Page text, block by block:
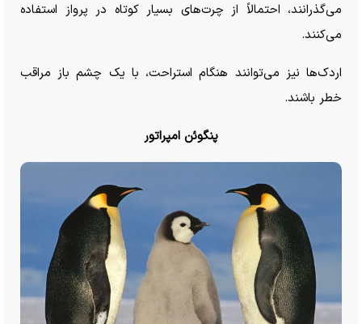
می‌گذرانند، احتمالاً از چرت‌های بسیار کوتاه در پرواز استفاده
می‌کنند.
اردک‌ها نیز می‌توانند هنگام استراحت، با یک چشم باز مراقب
خطر باشند.
پنگوئن امپراتور